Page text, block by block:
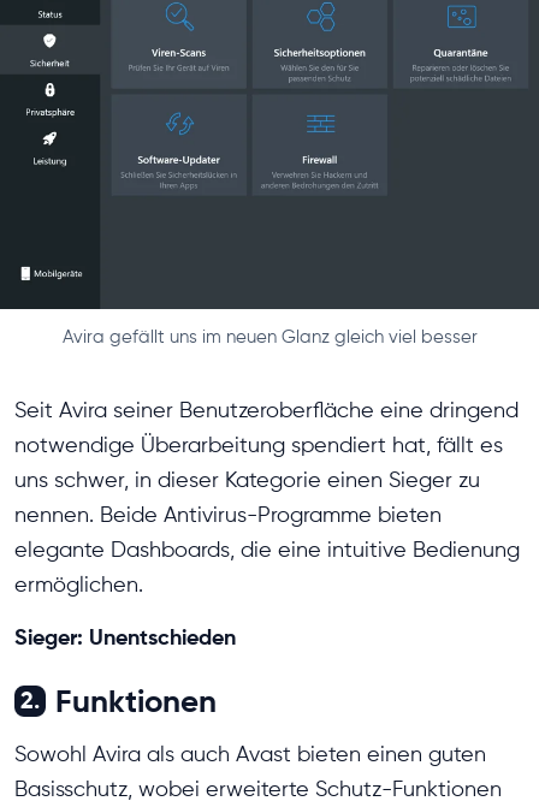
Avira gefällt uns im neuen Glanz gleich viel besser
Seit Avira seiner Benutzeroberfläche eine dringend
notwendige Überarbeitung spendiert hat, fällt es
uns schwer, in dieser Kategorie einen Sieger zu
nennen. Beide Antivirus-Programme bieten
elegante Dashboards, die eine intuitive Bedienung
ermöglichen.
Sieger: Unentschieden
2. Funktionen
Sowohl Avira als auch Avast bieten einen guten
Basisschutz, wobei erweiterte Schutz-Funktionen